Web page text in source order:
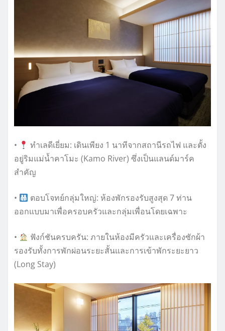
•
ทำเลดีเยี่ยม: เดินเพียง 1 นาทีจากสถานีรถไฟ และตั้ง
อยู่ริมแม่น้ำคาโมะ (Kamo River) ซึ่งเป็นแลนด์มาร์ค
สำคัญ
•
ตอบโจทย์กลุ่มใหญ่: ห้องพักรองรับสูงสุด 7 ท่าน
ออกแบบมาเพื่อครอบครัวและกลุ่มเพื่อนโดยเฉพาะ
•
ฟังก์ชันครบครัน: ภายในห้องมีครัวและเครื่องซักผ้า
รองรับทั้งการพักผ่อนระยะสั้นและการเข้าพักระยะยาว
(Long Stay)